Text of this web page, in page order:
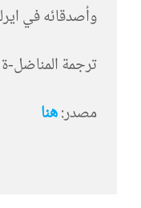
وأصدقائه في
ترجمة المناضل-ة
مصدر:هنا